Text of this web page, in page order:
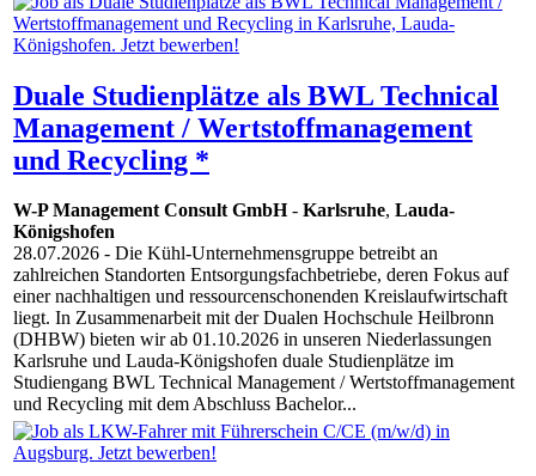
Duale Studienplätze als BWL Technical
Management / Wertstoffmanagement
und Recycling *
W-P Management Consult GmbH- Karlsruhe, Lauda-
Königshofen
28.07.2026 - Die Kühl-Unternehmensgruppe betreibt an
zahlreichen Standorten Entsorgungsfachbetriebe, deren Fokus auf
einer nachhaltigen und ressourcenschonenden Kreislaufwirtschaft
liegt. In Zusammenarbeit mit der Dualen Hochschule Heilbronn
(DHBW) bieten wir ab 01.10.2026 in unseren Niederlassungen
Karlsruhe und Lauda-Königshofen duale Studienplätze im
Studiengang BWL Technical Management / Wertstoffmanagement
und Recycling mit dem Abschluss Bachelor...